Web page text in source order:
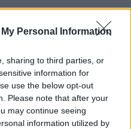
Personal Information
sharing to third parties, or
information for
use the below opt-out
Please note that after your
may continue seeing
information utilized by